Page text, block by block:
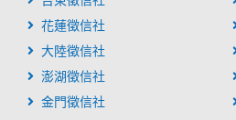
花蓮徵信社
大陸徵信社
澎湖徵信社
金門徵信社